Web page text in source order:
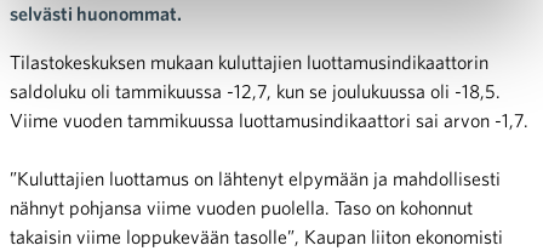
selvästi huonommat.
Tilastokeskuksen mukaan kuluttajien luottamusindikaattorin
saldoluku oli tammikuussa -12,7, kun se joulukuussa oli -18,5.
Viime vuoden tammikuussa luottamusindikaattori sai arvon -1,7.
”Kuluttajien luottamus on lähtenyt elpymään ja mahdollisesti
nähnyt pohjansa viime vuoden puolella. Taso on kohonnut
takaisin viime loppukevään tasolle”, Kaupan liiton ekonomisti